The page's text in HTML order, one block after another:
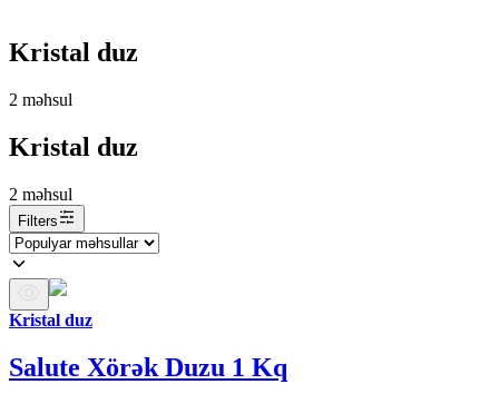
Kristal duz
2 məhsul
Kristal duz
2 məhsul
Filters
Kristal duz
Salute Xörək Duzu 1 Kq